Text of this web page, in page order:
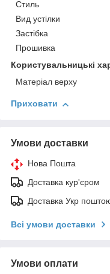
Стиль
Вид устілки
Застібка
Прошивка
Користувальницькі
Матеріал верху
Приховати
Умови доставки
Нова Пошта
Доставка кур'єром
Доставка Укр
Всі умови доставки
Умови оплати